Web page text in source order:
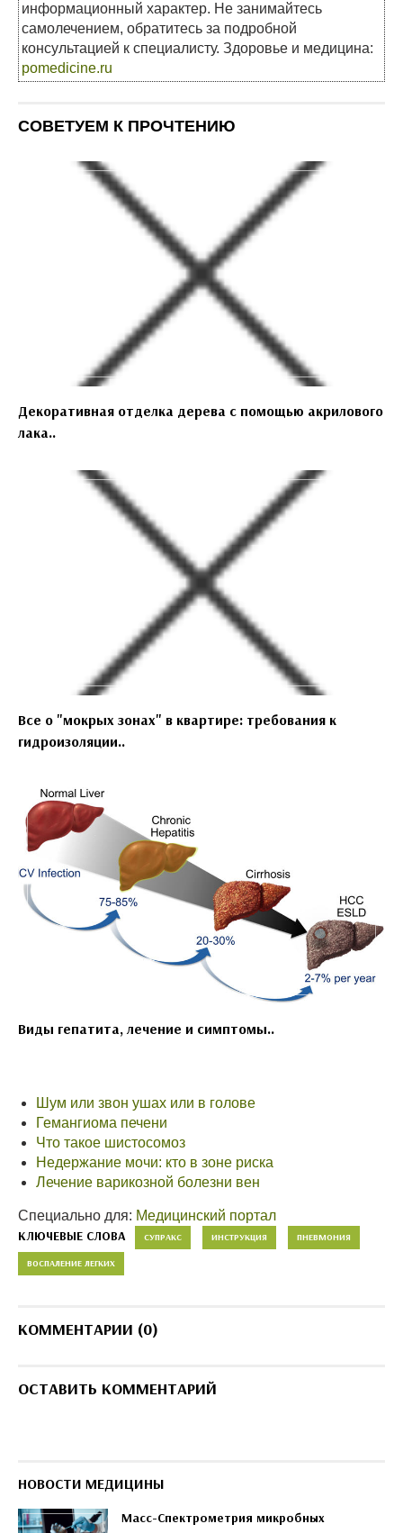
информационный характер. Не занимайтесь
самолечением, обратитесь за подробной
консультацией к специалисту. Здоровье и медицина:
pomedicine.ru
СОВЕТУЕМ К ПРОЧТЕНИЮ
Декоративная отделка дерева с помощью акрилового
лака..
Все о "мокрых зонах" в квартире: требования к
гидроизоляции..
Виды гепатита, лечение и симптомы..
Шум или звон ушах или в голове
Гемангиома печени
Что такое шистосомоз
Недержание мочи: кто в зоне риска
Лечение варикозной болезни вен
Специально для: Медицинский портал
КЛЮЧЕВЫЕ СЛОВА СУПРАКС ИНСТРУКЦИЯ ПНЕВМОНИЯ
ВОСПАЛЕНИЕ ЛЕГКИХ
КОММЕНТАРИИ (0)
ОСТАВИТЬ КОММЕНТАРИЙ
НОВОСТИ МЕДИЦИНЫ
Масс-Спектрометрия микробных